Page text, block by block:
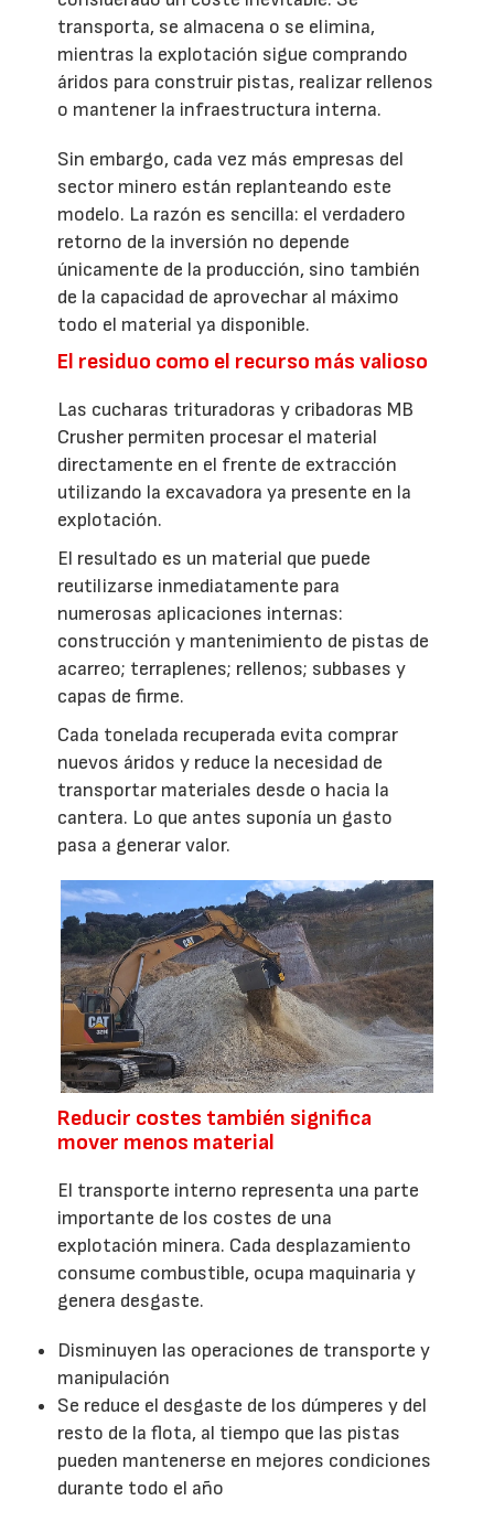
transporta, se almacena o se elimina,
mientras la explotación sigue comprando
áridos para construir pistas, realizar rellenos
o mantener la infraestructura interna.
Sin embargo, cada vez más empresas del
sector minero están replanteando este
modelo. La razón es sencilla: el verdadero
retorno de la inversión no depende
únicamente de la producción, sino también
de la capacidad de aprovechar al máximo
todo el material ya disponible.
El residuo como el recurso más valioso
Las cucharas trituradoras y cribadoras MB
Crusher permiten procesar el material
directamente en el frente de extracción
utilizando la excavadora ya presente en la
explotación.
El resultado es un material que puede
reutilizarse inmediatamente para
numerosas aplicaciones internas:
construcción y mantenimiento de pistas de
acarreo; terraplenes; rellenos; subbases y
capas de firme.
Cada tonelada recuperada evita comprar
nuevos áridos y reduce la necesidad de
transportar materiales desde o hacia la
cantera. Lo que antes suponía un gasto
pasa a generar valor.
Reducir costes también significa
mover menos material
El transporte interno representa una parte
importante de los costes de una
explotación minera. Cada desplazamiento
consume combustible, ocupa maquinaria y
genera desgaste.
Disminuyen las operaciones de transporte y
manipulación
Se reduce el desgaste de los dúmperes y del
resto de la flota, al tiempo que las pistas
pueden mantenerse en mejores condiciones
durante todo el año